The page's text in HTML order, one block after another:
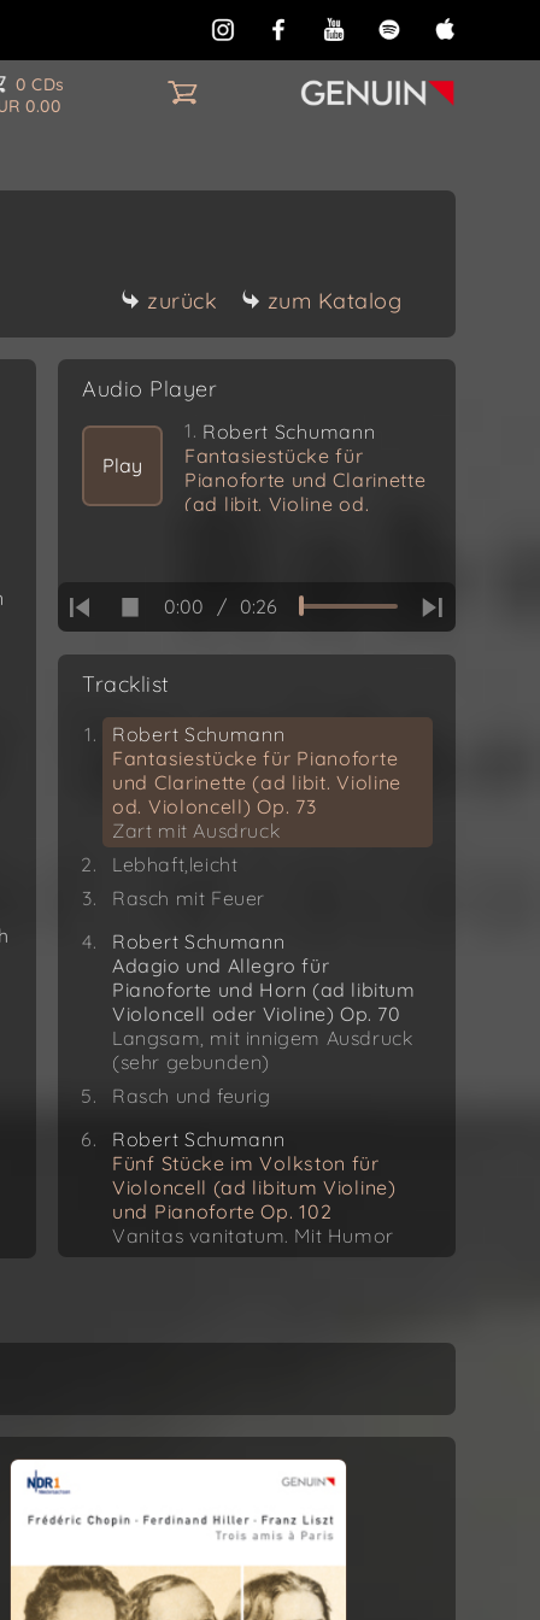
0 CDs
0.00
zurück zum Katalog
Audio Player
Play
1. Robert Schumann
Fantasiestücke für
Pianoforte und Clarinette
(ad libit. Violine od.
0:00 / 0:26
Tracklist
Robert Schumann
Fantasiestücke für Pianoforte
und Clarinette (ad libit. Violine
od. Violoncell) Op. 73
Zart mit Ausdruck
Lebhaft,leicht
Rasch mit Feuer
Robert Schumann
Adagio und Allegro für
Pianoforte und Horn (ad libitum
Violoncell oder Violine) Op. 70
Langsam, mit innigem Ausdruck
(sehr gebunden)
Rasch und feurig
Robert Schumann
Fünf Stücke im Volkston für
Violoncell (ad libitum Violine)
und Pianoforte Op. 102
Vanitas vanitatum. Mit Humor
Robert Schumann
Drei Romanzen für Hoboe ad
libitum Violine mit Begleitung
des Pianoforte Op. 94
Nicht zu schnell
Einfach, innig
Nicht schnell